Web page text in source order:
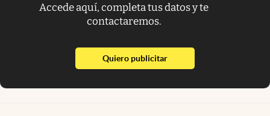
Accede aquí, completa tus datos y te
contactaremos.
Quiero publicitarabre en nueva pestaña